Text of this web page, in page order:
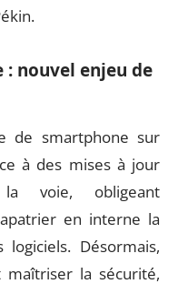
nouvel enjeu de
de smartphone sur
à des mises à jour
voie, obligeant
en interne la
Désormais,
maîtriser la sécurité,